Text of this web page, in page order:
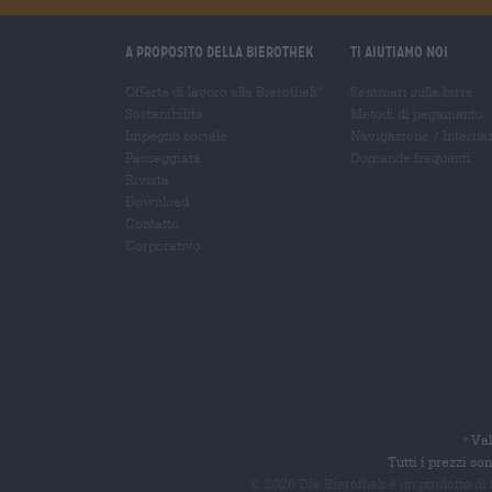
A proposito della Bierothek Ti aiutiamo noi
*
Tutti i prezzi